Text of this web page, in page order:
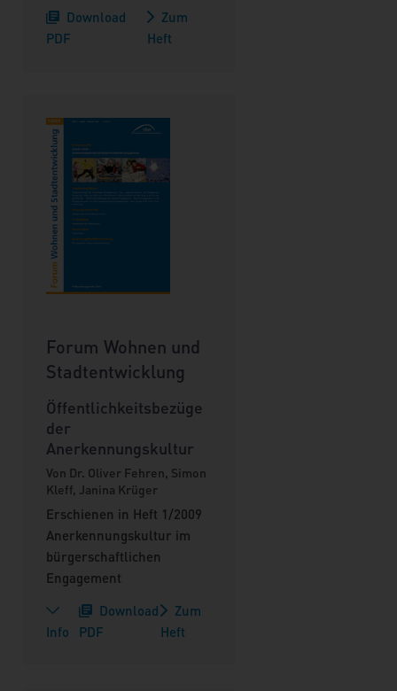
Download
PDF
Zum
Heft
Forum Wohnen und
Stadtentwicklung
Öffentlichkeitsbezüge
der
Anerkennungskultur
Von Dr. Oliver Fehren, Simon
Kleff, Janina Krüger
Erschienen in Heft 1/2009
Anerkennungskultur im
bürgerschaftlichen
Engagement
Info
Download
PDF
Zum
Heft